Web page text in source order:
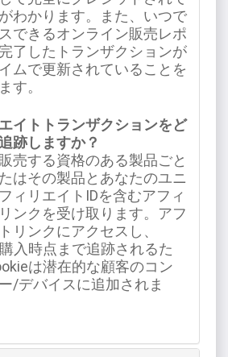
わかります。また、いつで
できるオンライン販売レポ
了したトランザクションが
ムで更新されていることを
す。
イトトランザクションをど
跡しますか？
売する資格のある製品ごと
はその製品とあなたのユニ
ィリエイトIDを含むアフィ
ンクを受け取ります。アフ
リンクにアクセスし、
入時点まで追跡されるた
は潜在的な顧客のコン
/デバイスに追加されま